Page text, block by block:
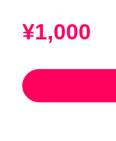
¥1,000